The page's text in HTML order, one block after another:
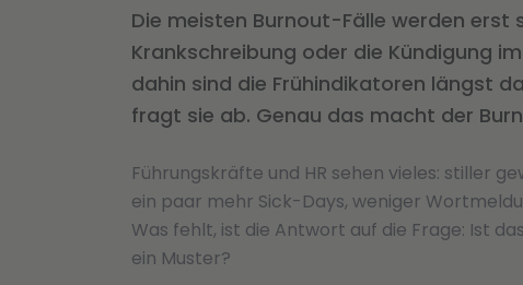
Die meisten Burnout-Fälle werden erst
Krankschreibung oder die Kündigung
dahin sind die Frühindikatoren längst
fragt sie ab. Genau das macht der
Führungskräfte und HR sehen vieles: stiller
ein paar mehr Sick-Days, weniger
Was fehlt, ist die Antwort auf die Frage: Ist
ein Muster?